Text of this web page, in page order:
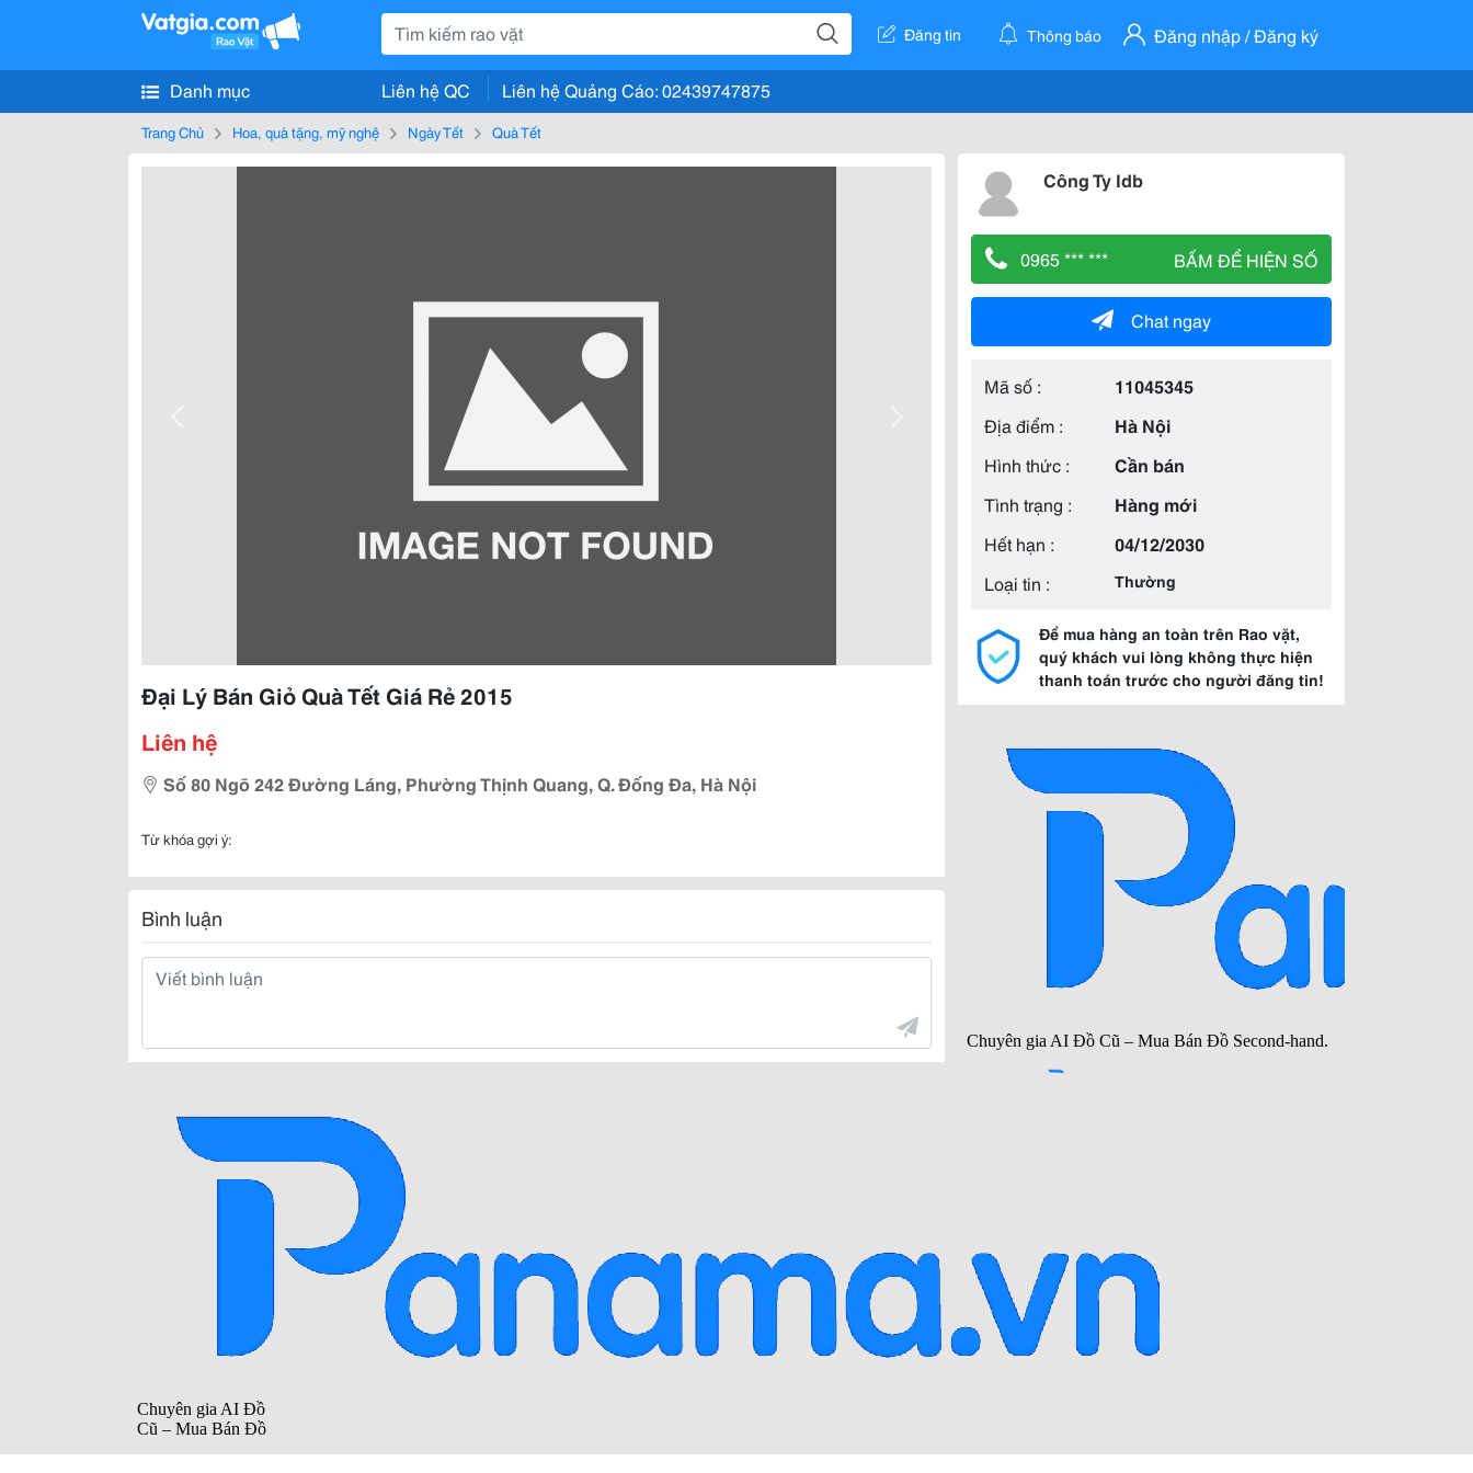
Đăng tin Thông báo Đăng nhập / Đăng ký
Danh mục Liên hệ QC Liên hệ Quảng Cáo: 02439747875
Trang Chủ Hoa, quà tặng, mỹ nghệ Ngày Tết Quà Tết
Đại Lý Bán Giỏ Quà Tết Giá Rẻ 2015
Liên hệ
Số 80 Ngõ 242 Đường Láng, Phường Thịnh Quang, Q. Đống Đa, Hà Nội
Từ khóa gợi ý:
Bình luận
Công Ty Idb
0965 *** *** BẤM ĐỂ HIỆN SỐ
Chat ngay
Mã số :
11045345
Địa điểm :
Hà Nội
Hình thức :
Cần bán
Tình trạng :
Hàng mới
Hết hạn :
04/12/2030
Loại tin :
Thường
Để mua hàng an toàn trên Rao vặt,
quý khách vui lòng không thực hiện
thanh toán trước cho người đăng tin!